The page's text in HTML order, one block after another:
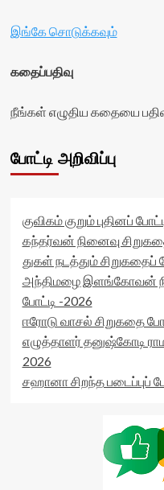
இங்கே சொடுக்கவும்
கதைப்பதிவு
நீங்கள் எழுதிய கதையை
போட்டி அறிவிப்பு
குவிகம் குறும் புதினப்
கந்தர்வன் நினைவு
துகள் நடத்தும் சிறுகதைப்
அந்திமழை இளங்கோவன்
போட்டி -2026
ஈரோடு வாசல் சிறுகதை
எழுத்தாளர் தனுஷ்கோடி
2026
சஹானா சிறந்த படைப்புப்